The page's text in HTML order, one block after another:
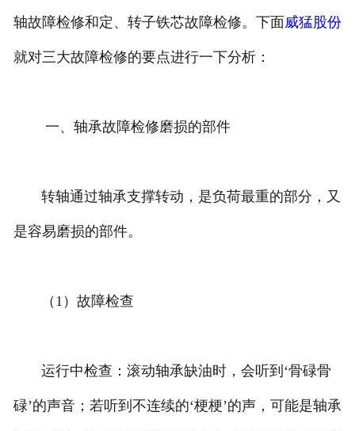
轴故障检修和定、转子铁芯故障检修。下面威猛股份
就对三大故障检修的要点进行一下分析：
一、轴承故障检修磨损的部件
转轴通过轴承支撑转动，是负荷最重的部分，又
是容易磨损的部件。
（1）故障检查
运行中检查：滚动轴承缺油时，会听到‘骨碌骨
碌’的声音；若听到不连续的‘梗梗’的声，可能是轴承